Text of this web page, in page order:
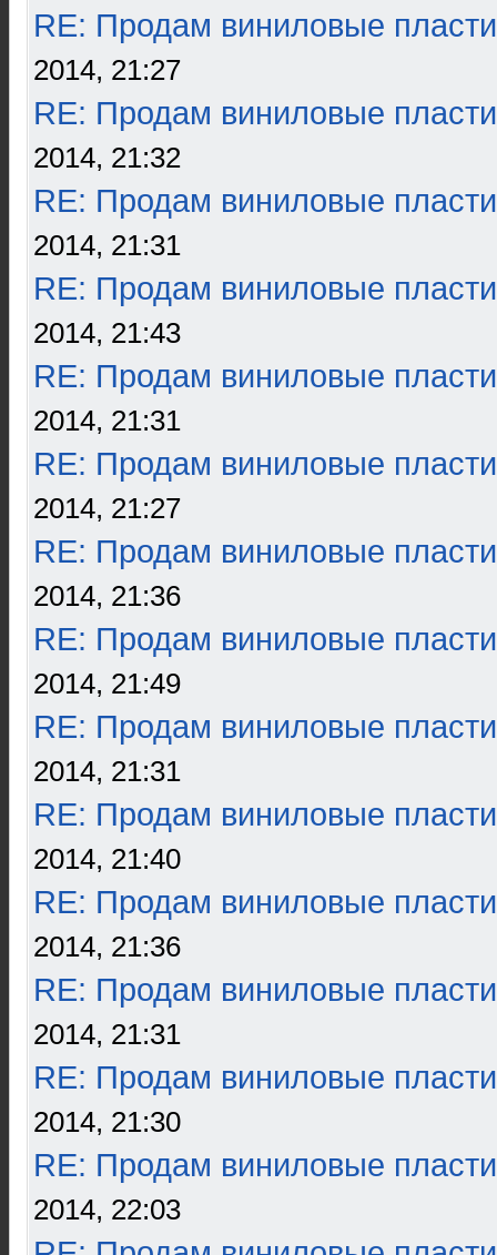
RE: Продам виниловые
2014, 21:27
RE: Продам виниловые
2014, 21:32
RE: Продам виниловые
2014, 21:31
RE: Продам виниловые
2014, 21:43
RE: Продам виниловые
2014, 21:31
RE: Продам виниловые
2014, 21:27
RE: Продам виниловые
2014, 21:36
RE: Продам виниловые
2014, 21:49
RE: Продам виниловые
2014, 21:31
RE: Продам виниловые
2014, 21:40
RE: Продам виниловые
2014, 21:36
RE: Продам виниловые
2014, 21:31
RE: Продам виниловые
2014, 21:30
RE: Продам виниловые
2014, 22:03